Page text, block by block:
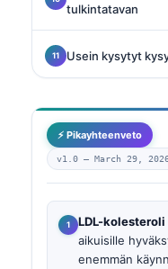
tulkintatavan
Usein kysytyt
⚡ Pikayhteenveto
v1.0 — March 29,
LDL-kolesteroli
aikuisille
enemmän